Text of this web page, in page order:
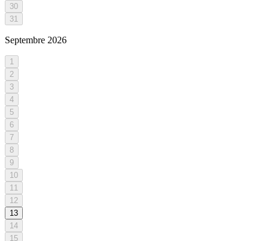
30
31
Septembre 2026
1
2
3
4
5
6
7
8
9
10
11
12
13
14
15